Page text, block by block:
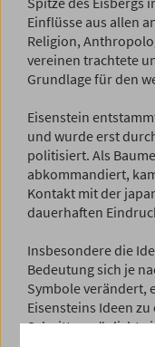
Einflüsse aus allen
Religion,
vereinen trachtete
Grundlage für den
Eisenstein
und wurde erst
politisiert. Als
abkommandiert,
Kontakt mit der
dauerhaften
Insbesondere die
Bedeutung sich je
Symbole verändert,
Eisensteins Ideen
Schnitt ermöglicht